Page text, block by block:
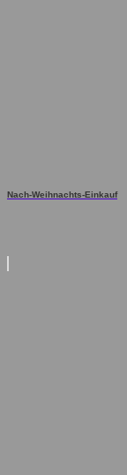
Nach-Weihnachts-Einkauf